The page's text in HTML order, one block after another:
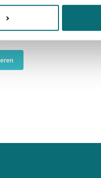
Red Plum
is:
€12,50.
gekozen